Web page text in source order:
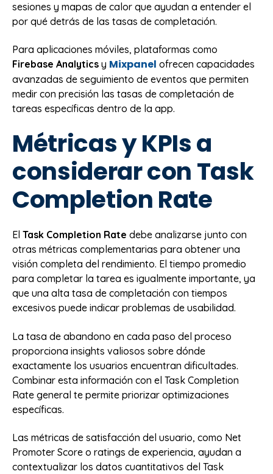
sesiones y mapas de calor que ayudan a entender el
por qué detrás de las tasas de completación.
Para aplicaciones móviles, plataformas como
Firebase Analytics y Mixpanel ofrecen capacidades
avanzadas de seguimiento de eventos que permiten
medir con precisión las tasas de completación de
tareas específicas dentro de la app.
Métricas y KPIs a
considerar con Task
Completion Rate
El Task Completion Rate debe analizarse junto con
otras métricas complementarias para obtener una
visión completa del rendimiento. El tiempo promedio
para completar la tarea es igualmente importante, ya
que una alta tasa de completación con tiempos
excesivos puede indicar problemas de usabilidad.
La tasa de abandono en cada paso del proceso
proporciona insights valiosos sobre dónde
exactamente los usuarios encuentran dificultades.
Combinar esta información con el Task Completion
Rate general te permite priorizar optimizaciones
específicas.
Las métricas de satisfacción del usuario, como Net
Promoter Score o ratings de experiencia, ayudan a
contextualizar los datos cuantitativos del Task